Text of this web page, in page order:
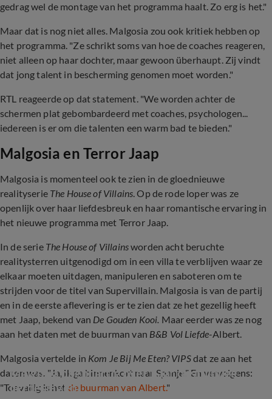
gedrag wel de montage van het programma haalt. Zo erg is het."
Maar dat is nog niet alles. Malgosia zou ook kritiek hebben op
het programma. "Ze schrikt soms van hoe de coaches reageren,
niet alleen op haar dochter, maar gewoon überhaupt. Zij vindt
dat jong talent in bescherming genomen moet worden."
RTL reageerde op dat statement. "We worden achter de
schermen plat gebombardeerd met coaches, psychologen...
iedereen is er om die talenten een warm bad te bieden."
Malgosia en Terror Jaap
Malgosia is momenteel ook te zien in de gloednieuwe
realityserie The House of Villains. Op de rode loper was ze
openlijk over haar liefdesbreuk en haar romantische ervaring in
het nieuwe programma met Terror Jaap.
In de serie The House of Villainsworden acht beruchte
realitysterren uitgenodigd om in een villa te verblijven waar ze
elkaar moeten uitdagen, manipuleren en saboteren om te
strijden voor de titel van Supervillain. Malgosia is van de partij
en in de eerste aflevering is er te zien dat ze het gezellig heeft
met Jaap, bekend van De Gouden Kooi. Maar eerder was ze nog
aan het daten met de buurman van B&B Vol Liefde-Albert.
Malgosia vertelde in Kom Je Bij Me Eten? VIPSdat ze aan het
daten was. "Ja, ik ga binnenkort naar Spanje." En vervolgens:
"Toevallig is het de buurman van Albert."
Malgosia openhartig over haar onstuimige
liefdesleven